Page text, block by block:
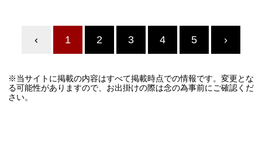
‹ 1 2 3 4 5 ›
※当サイトに掲載の内容はすべて掲載時点での情報です。変更とな
る可能性がありますので、お出掛けの際は念の為事前にご確認くだ
さい。